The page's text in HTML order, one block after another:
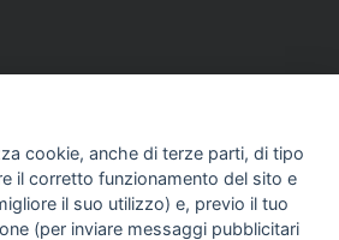
cookie, anche di terze parti, di tipo
il corretto funzionamento del sito e
il suo utilizzo) e, previo il tuo
(per inviare messaggi pubblicitari